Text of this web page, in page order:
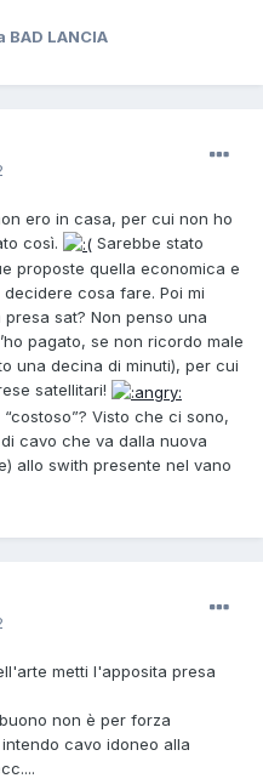
BAD LANCIA
ero in casa, per cui non ho
così.
Sarebbe stato
proposte quella economica e
decidere cosa fare. Poi mi
sat? Non penso una
pagato, se non ricordo male
una decina di minuti), per cui
satellitari!
Visto che ci sono,
cavo che va dalla nuova
allo swith presente nel vano
metti l'apposita presa
non è per forza
cavo idoneo alla